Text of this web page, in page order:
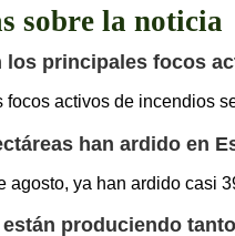
sobre la noticia
los principales focos
focos activos de incendios
han ardido en
agosto, ya han ardido casi
produciendo